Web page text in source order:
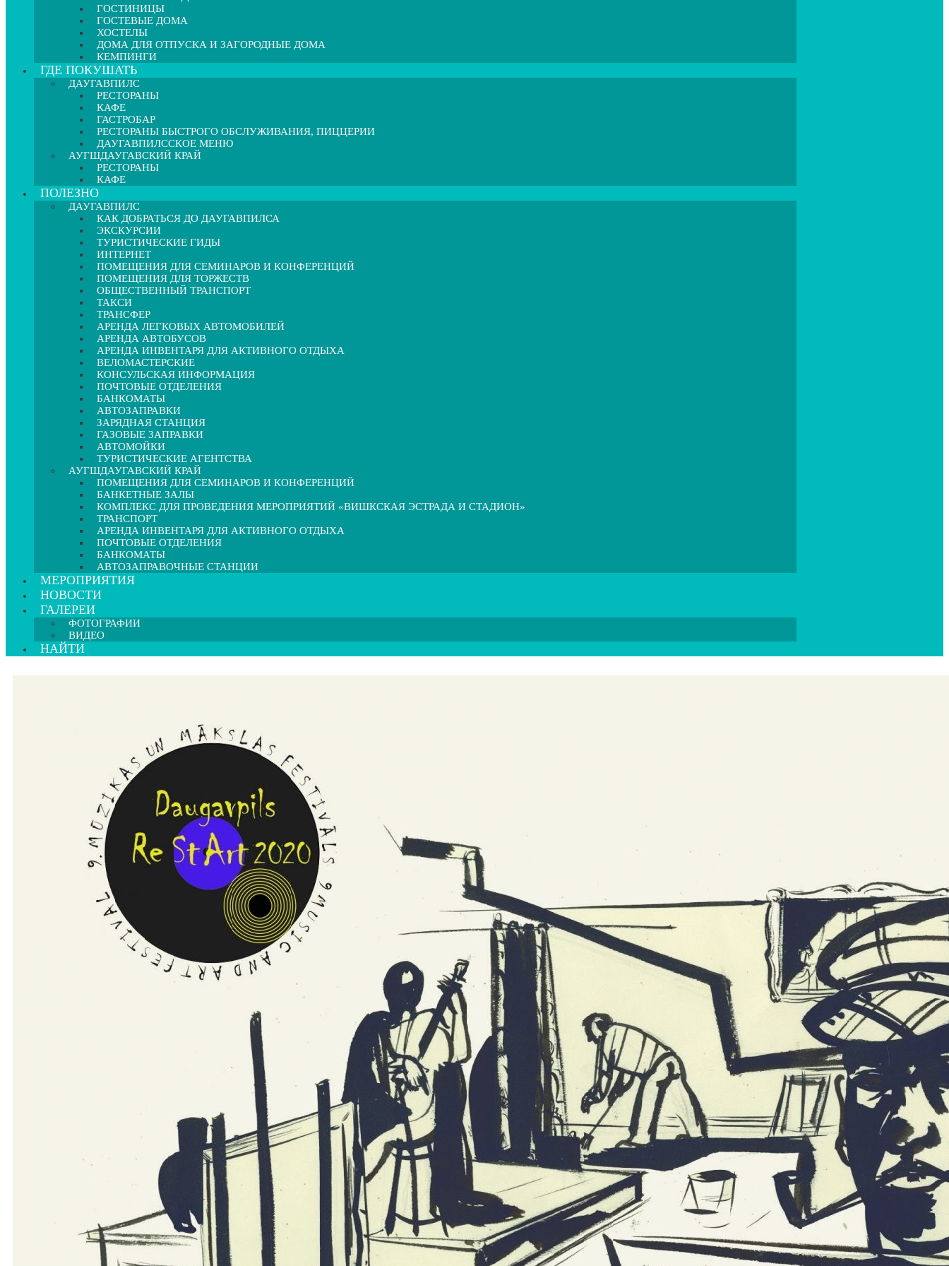
ГОСТИНИЦЫ
ГОСТЕВЫЕ ДОМА
ХОСТЕЛЫ
ДОМА ДЛЯ ОТПУСКА И ЗАГОРОДНЫЕ ДОМА
КЕМПИНГИ
ГДЕ ПОКУШАТЬ
ДАУГАВПИЛС
РЕСТОРАНЫ
КАФЕ
ГАСТРОБАР
РЕСТОРАНЫ БЫСТРОГО ОБСЛУЖИВАНИЯ, ПИЦЦЕРИИ
ДАУГАВПИЛССКОЕ МЕНЮ
АУГШДАУГАВСКИЙ КРАЙ
РЕСТОРАНЫ
КАФЕ
ПОЛЕЗНО
ДАУГАВПИЛС
КАК ДОБРАТЬСЯ ДО ДАУГАВПИЛСА
ЭКСКУРСИИ
ТУРИСТИЧЕСКИЕ ГИДЫ
ИНТЕРНЕТ
ПОМЕЩЕНИЯ ДЛЯ СЕМИНАРОВ И КОНФЕРЕНЦИЙ
ПОМЕЩЕНИЯ ДЛЯ ТОРЖЕСТВ
ОБЩЕСТВЕННЫЙ ТРАНСПОРТ
ТАКСИ
ТРАНСФЕР
АРЕНДА ЛЕГКОВЫХ АВТОМОБИЛЕЙ
АРЕНДА АВТОБУСОВ
АРЕНДА ИНВЕНТАРЯ ДЛЯ АКТИВНОГО ОТДЫХА
ВЕЛОМАСТЕРСКИЕ
КОНСУЛЬСКАЯ ИНФОРМАЦИЯ
ПОЧТОВЫЕ ОТДЕЛЕНИЯ
БАНКОМАТЫ
АВТОЗАПРАВКИ
ЗАРЯДНАЯ СТАНЦИЯ
ГАЗОВЫЕ ЗАПРАВКИ
АВТОМОЙКИ
ТУРИСТИЧЕСКИЕ АГЕНТСТВА
АУГШДАУГАВСКИЙ КРАЙ
ПОМЕЩЕНИЯ ДЛЯ СЕМИНАРОВ И КОНФЕРЕНЦИЙ
БАНКЕТНЫЕ ЗАЛЫ
КОМПЛЕКС ДЛЯ ПРОВЕДЕНИЯ МЕРОПРИЯТИЙ «ВИШКСКАЯ ЭСТРАДА И СТАДИОН»
ТРАНСПОРТ
АРЕНДА ИНВЕНТАРЯ ДЛЯ АКТИВНОГО ОТДЫХА
ПОЧТОВЫЕ ОТДЕЛЕНИЯ
БАНКОМАТЫ
АВТОЗАПРАВОЧНЫЕ СТАНЦИИ
МЕРОПРИЯТИЯ
НОВОСТИ
ГАЛЕРЕИ
ФОТОГРАФИИ
ВИДЕО
НАЙТИ